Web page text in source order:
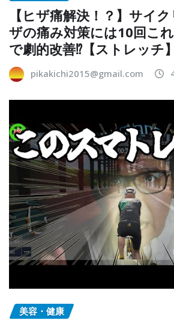
【ヒザ痛解決！？】サイ
ザの痛み対策には10回こ
で劇的改善⁉︎【ストレッチ】
pikakichi2015@gmail.com
美容・健康